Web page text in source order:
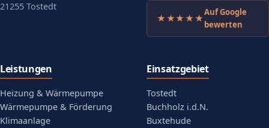
21255 Tostedt
★★★★★
Auf Google
bewerten
(öffnet in neuem Tab)
Leistungen
Heizung & Wärmepumpe
Wärmepumpe & Förderung
Klimaanlage
Einsatzgebiet
Tostedt
Buchholz i.d.N.
Buxtehude